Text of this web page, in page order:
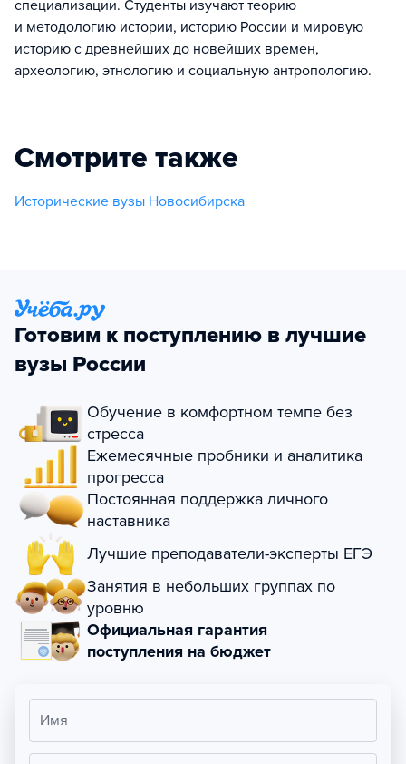
специализации. Студенты изучают теорию
и методологию истории, историю России и мировую
историю с древнейших до новейших времен,
археологию, этнологию и социальную антропологию.
Смотрите также
Исторические вузы Новосибирска
Готовим к поступлению в лучшие
вузы России
Обучение в комфортном темпе без
стресса
Ежемесячные пробники и аналитика
прогресса
Постоянная поддержка личного
наставника
Лучшие преподаватели-эксперты ЕГЭ
Занятия в небольших группах по
уровню
Официальная гарантия
поступления на бюджет
Имя